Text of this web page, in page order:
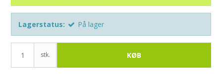
Lagerstatus: På lager
stk. KØB